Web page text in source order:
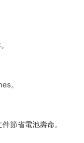
。
節省電池壽命。